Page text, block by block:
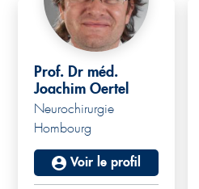
Prof. Dr méd.
Joachim Oertel
Neurochirurgie
Hombourg
Voir le profil